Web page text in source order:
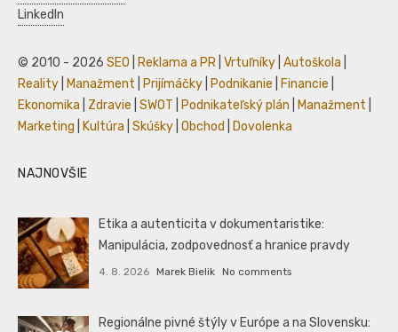
LinkedIn
© 2010 - 2026 SEO Reklama a PR Vrtuľníky Autoškola
Reality
Manažment Prijímáčky Podnikanie Financie
Ekonomika
Zdravie SWOT Podnikateľský plán Manažment
Marketing
Kultúra Skúšky Obchod Dovolenka
NAJNOVŠIE
Etika a autenticita v dokumentaristike:
Manipulácia, zodpovednosť a hranice pravdy
4. 8. 2026 Marek Bielik No comments
Regionálne pivné štýly v Európe a na Slovensku: